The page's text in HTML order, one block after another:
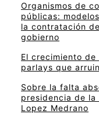
Organismos de
públicas:
la contratación
gobierno
El crecimiento
parlays que
Sobre la falta
presidencia de la
Lopez Medrano